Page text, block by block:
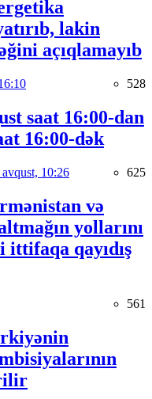
lakin
açıqlamayıb
528
saat 16:00-dan
16:00-dək
10:26 625
və
yollarını
qayıdış
561